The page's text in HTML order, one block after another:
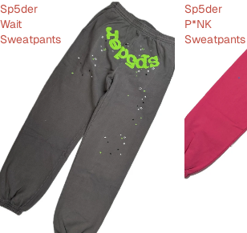
Sp5der
Wait
Sweatpants
Sp5der
P*NK
Sweatpants